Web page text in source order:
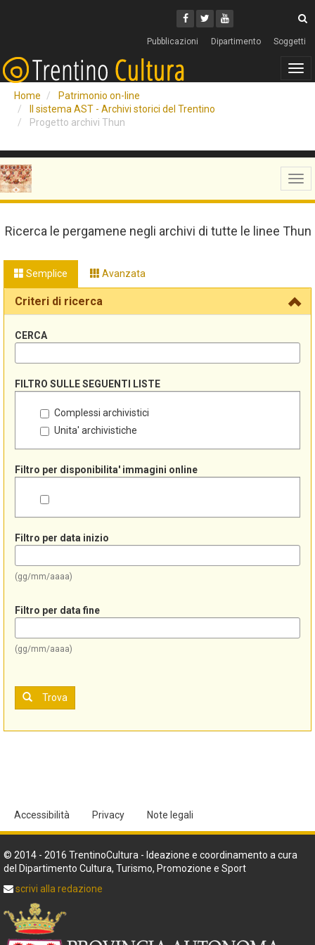
Facebook
Twitter
Youtube
Pubblicazioni Dipartimento Soggetti
Home
Patrimonio on-line
Il sistema AST - Archivi storici del Trentino
Progetto archivi Thun
Ricerca le pergamene negli archivi di tutte le linee Thun
Semplice Avanzata
Criteri di ricerca
CERCA
FILTRO SULLE SEGUENTI LISTE
Complessi archivistici
Unita' archivistiche
Filtro per disponibilita' immagini online
Filtro per data inizio
(gg/mm/aaaa)
Filtro per data fine
(gg/mm/aaaa)
Trova
Accessibilità Privacy Note legali
© 2014 - 2016 TrentinoCultura - Ideazione e coordinamento a cura
del Dipartimento Cultura, Turismo, Promozione e Sport
scrivi alla redazione